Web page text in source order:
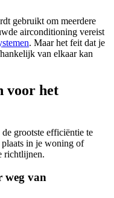
gebruikt om meerdere
airconditioning vereist
. Maar het feit dat je
van elkaar kan
voor het
grootste efficiëntie te
plaats in je woning of
richtlijnen.
weg van